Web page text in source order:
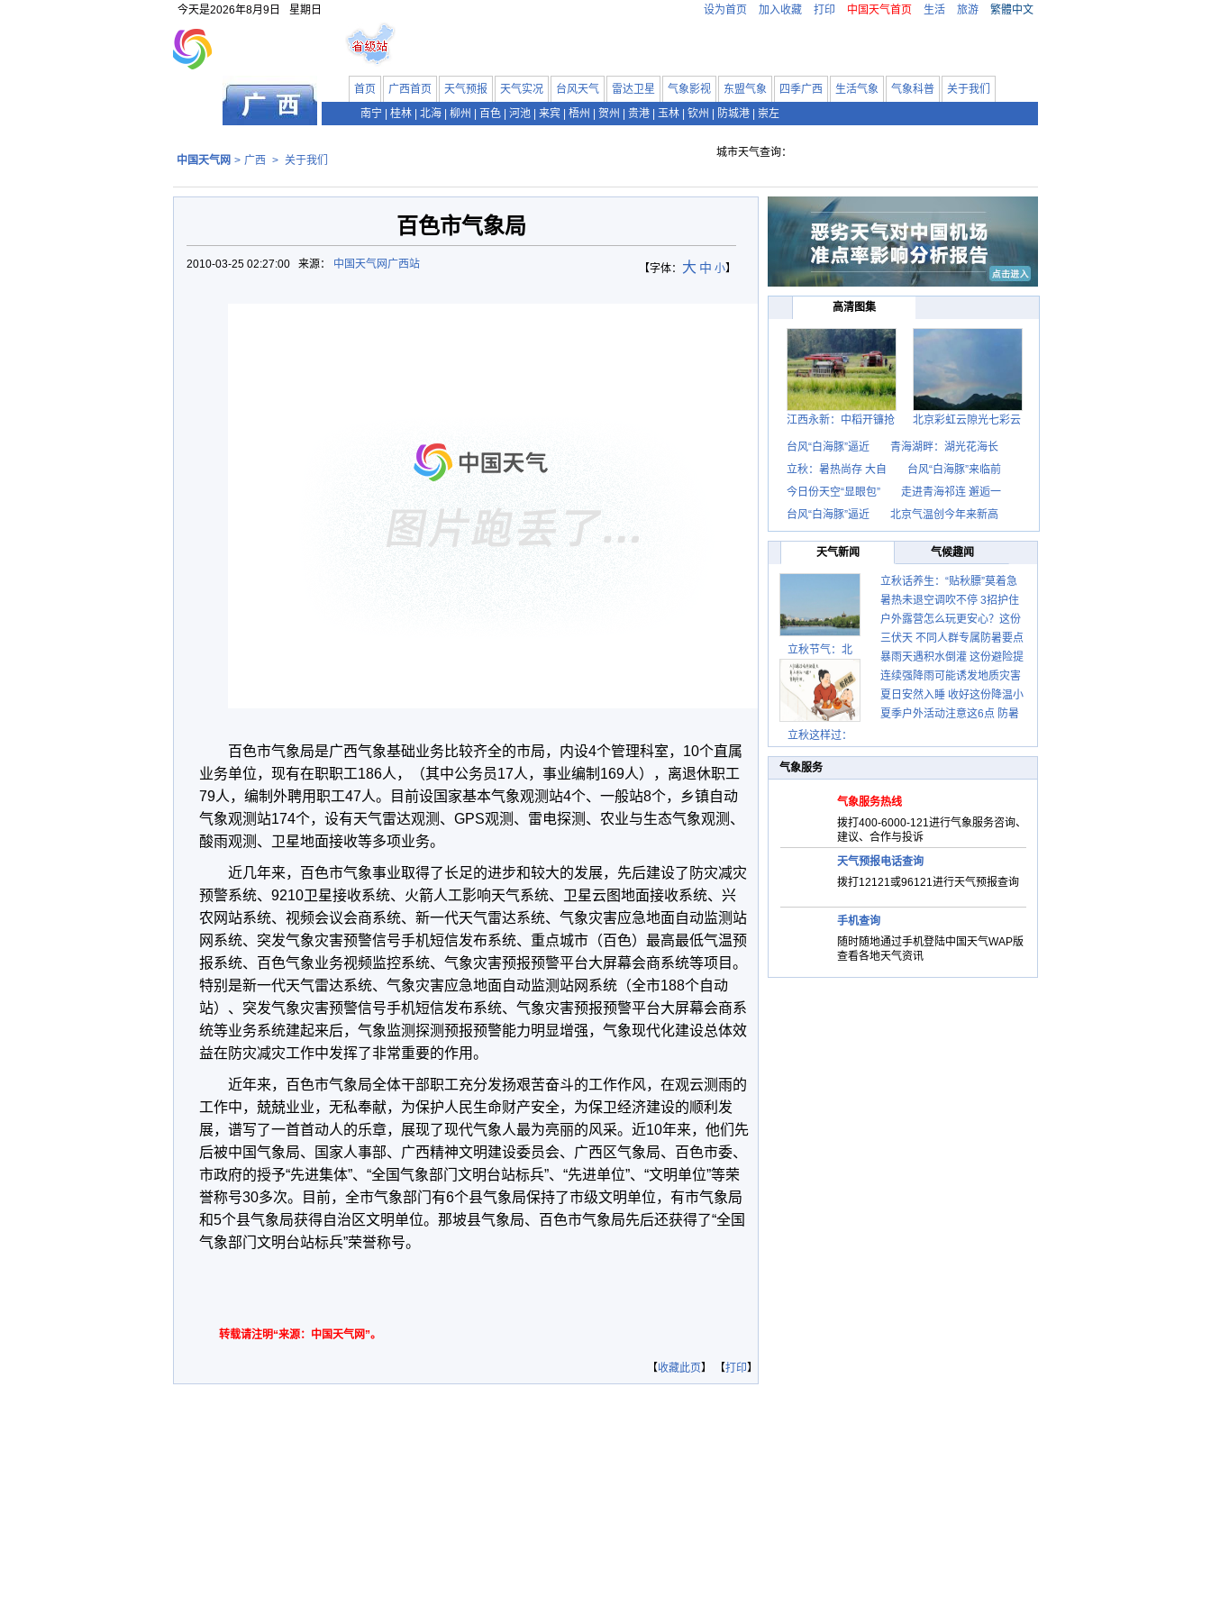
今天是2026年8月9日 星期日 设为首页 加入收藏 打印 中国天气首页 生活 旅游 繁體中文
首页 广西首页 天气预报 天气实况 台风天气 雷达卫星 气象影视 东盟气象 四季广西 生活气象 气象科普
关于我们
南宁
桂林 北海 柳州 百色 河池 来宾 梧州 贺州 贵港 玉林 钦州 防城港 崇左
中国天气网 > 广西 > 关于我们
城市天气查询：
百色市气象局
【字体： 大 中 小】
2010-03-25 02:27:00 来源： 中国天气网广西站
百色市气象局是广西气象基础业务比较齐全的市局，内设4个管理科室，10个直属
业务单位，现有在职职工186人，（其中公务员17人，事业编制169人），离退休职工
79人，编制外聘用职工47人。目前设国家基本气象观测站4个、一般站8个，乡镇自动
气象观测站174个，设有天气雷达观测、GPS观测、雷电探测、农业与生态气象观测、
酸雨观测、卫星地面接收等多项业务。
近几年来，百色市气象事业取得了长足的进步和较大的发展，先后建设了防灾减灾
预警系统、9210卫星接收系统、火箭人工影响天气系统、卫星云图地面接收系统、兴
农网站系统、视频会议会商系统、新一代天气雷达系统、气象灾害应急地面自动监测站
网系统、突发气象灾害预警信号手机短信发布系统、重点城市（百色）最高最低气温预
报系统、百色气象业务视频监控系统、气象灾害预报预警平台大屏幕会商系统等项目。
特别是新一代天气雷达系统、气象灾害应急地面自动监测站网系统（全市188个自动
站）、突发气象灾害预警信号手机短信发布系统、气象灾害预报预警平台大屏幕会商系
统等业务系统建起来后，气象监测探测预报预警能力明显增强，气象现代化建设总体效
益在防灾减灾工作中发挥了非常重要的作用。
近年来，百色市气象局全体干部职工充分发扬艰苦奋斗的工作作风，在观云测雨的
工作中，兢兢业业，无私奉献，为保护人民生命财产安全，为保卫经济建设的顺利发
展，谱写了一首首动人的乐章，展现了现代气象人最为亮丽的风采。近10年来，他们先
后被中国气象局、国家人事部、广西精神文明建设委员会、广西区气象局、百色市委、
市政府的授予“先进集体”、“全国气象部门文明台站标兵”、“先进单位”、“文明单位”等荣
誉称号30多次。目前，全市气象部门有6个县气象局保持了市级文明单位，有市气象局
和5个县气象局获得自治区文明单位。那坡县气象局、百色市气象局先后还获得了“全国
气象部门文明台站标兵”荣誉称号。
转载请注明“来源：中国天气网”。
【收藏此页】 【打印】
高清图集
江西永新：中稻开镰抢 北京彩虹云隙光七彩云
台风“白海豚”逼近
青海湖畔：湖光花海长
立秋：暑热尚存 大自
台风“白海豚”来临前
今日份天空“显眼包”
走进青海祁连 邂逅一
台风“白海豚”逼近
北京气温创今年来新高
天气新闻 气候趣闻
立秋节气：北
立秋这样过：
立秋话养生：“贴秋膘”莫着急
先清暑再防燥
暑热未退空调吹不停 3招护住
肩颈不酸痛
户外露营怎么玩更安心？这份
攻略请收好
三伏天 不同人群专属防暑要点
请收好
暴雨天遇积水倒灌 这份避险提
示请收好
连续强降雨可能诱发地质灾害
这些前兆要知道
夏日安然入睡 收好这份降温小
贴士
夏季户外活动注意这6点 防暑
气象服务
气象服务热线
拨打400-6000-121进行气象服务咨询、
建议、合作与投诉
天气预报电话查询
拨打12121或96121进行天气预报查询
手机查询
随时随地通过手机登陆中国天气WAP版
查看各地天气资讯